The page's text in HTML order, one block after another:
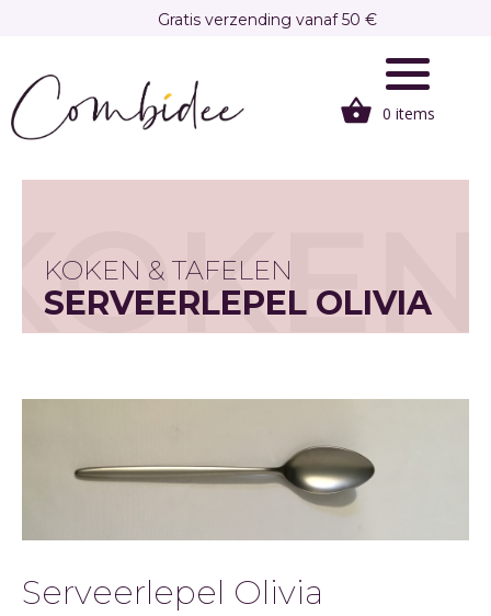
inhoud
gaan
Gratis verzending vanaf 50 €
0 items
KOKEN & TAFELEN
SERVEERLEPEL OLIVIA
Serveerlepel Olivia